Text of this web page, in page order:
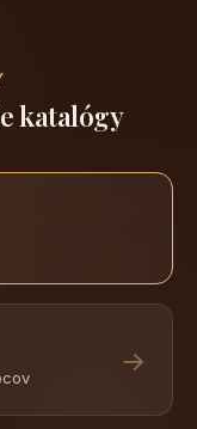
katalógy
→